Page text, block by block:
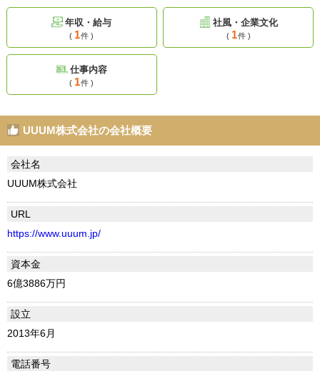
年収・給与
( 1件 )
社風・企業文化
( 1件 )
仕事内容
( 1件 )
UUUM株式会社の会社概要
会社名
UUUM株式会社
URL
https://www.uuum.jp/
資本金
6億3886万円
設立
2013年6月
電話番号